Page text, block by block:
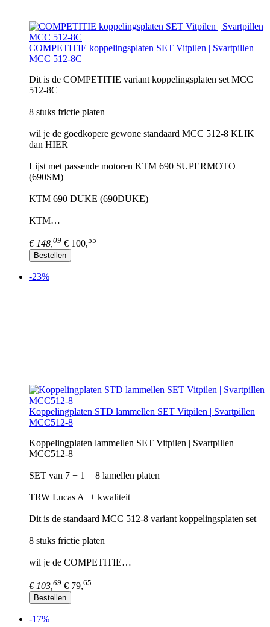
COMPETITIE koppelingsplaten SET Vitpilen | Svartpillen
MCC 512-8C
Dit is de COMPETITIE variant koppelingsplaten set MCC
512-8C
8 stuks frictie platen
wil je de goedkopere gewone standaard MCC 512-8 KLIK
dan HIER
Lijst met passende motoren KTM 690 SUPERMOTO
(690SM)
KTM 690 DUKE (690DUKE)
KTM…
€ 148, 09 € 100,55
Bestellen
-23%
Koppelingplaten STD lammellen SET Vitpilen | Svartpillen
MCC512-8
Koppelingplaten lammellen SET Vitpilen | Svartpillen
MCC512-8
SET van 7 + 1 = 8 lamellen platen
TRW Lucas A++ kwaliteit
Dit is de standaard MCC 512-8 variant koppelingsplaten set
8 stuks frictie platen
wil je de COMPETITIE…
€ 103, 69 € 79,65
Bestellen
-17%